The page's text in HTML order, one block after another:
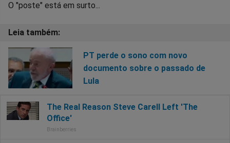
O "poste" está em surto...
PT perde o sono com novo
documento sobre o passado de
Lula